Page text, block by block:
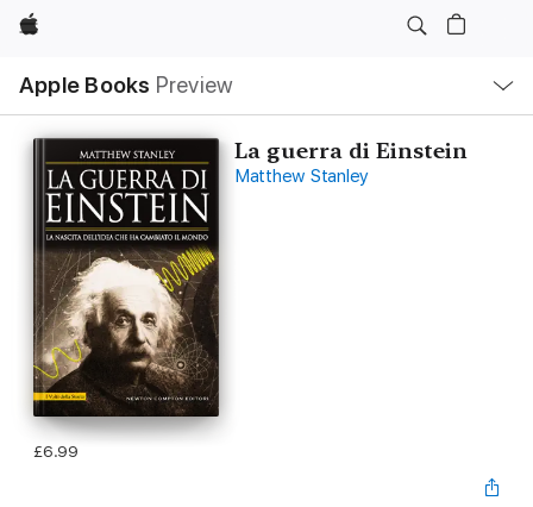
Apple
Apple Books Preview
Nav
Open
Menu
La guerra di Einstein
Matthew Stanley
£6.99